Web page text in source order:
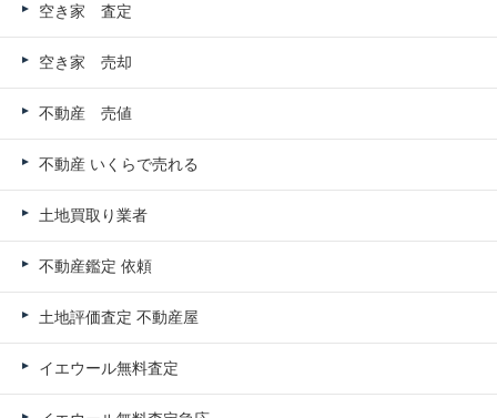
空き家 査定
空き家 売却
不動産 売値
不動産 いくらで売れる
土地買取り業者
不動産鑑定 依頼
土地評価査定 不動産屋
イエウール無料査定